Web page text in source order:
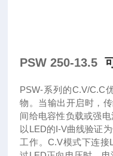
PSW 250-13.5
PSW-系列的C.V/C.C
物。当输出开启时，
间给电容性负载或强电
以LED的I-V曲线验证
工作。C.V模式下连接